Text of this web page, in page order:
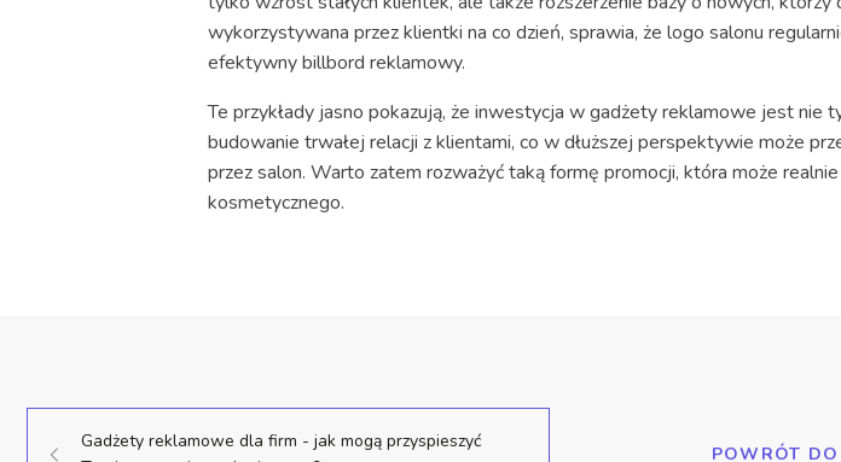
wykorzystywana przez klientki na co dzień, sprawia, że logo salonu
efektywny billbord reklamowy.
Te przykłady jasno pokazują, że inwestycja w gadżety reklamowe jest nie
budowanie trwałej relacji z klientami, co w dłuższej perspektywie może
przez salon. Warto zatem rozważyć taką formę promocji, która może
kosmetycznego.
Gadżety reklamowe dla firm - jak mogą przyspieszyć
POWRÓT